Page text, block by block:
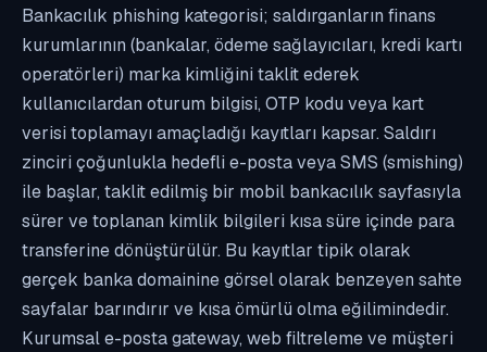
Bankacılık phishing kategorisi; saldırganların finans
kurumlarının (bankalar, ödeme sağlayıcıları, kredi kartı
operatörleri) marka kimliğini taklit ederek
kullanıcılardan oturum bilgisi, OTP kodu veya kart
verisi toplamayı amaçladığı kayıtları kapsar. Saldırı
zinciri çoğunlukla hedefli e-posta veya SMS (smishing)
ile başlar, taklit edilmiş bir mobil bankacılık sayfasıyla
sürer ve toplanan kimlik bilgileri kısa süre içinde para
transferine dönüştürülür. Bu kayıtlar tipik olarak
gerçek banka domainine görsel olarak benzeyen sahte
sayfalar barındırır ve kısa ömürlü olma eğilimindedir.
Kurumsal e-posta gateway, web filtreleme ve müşteri